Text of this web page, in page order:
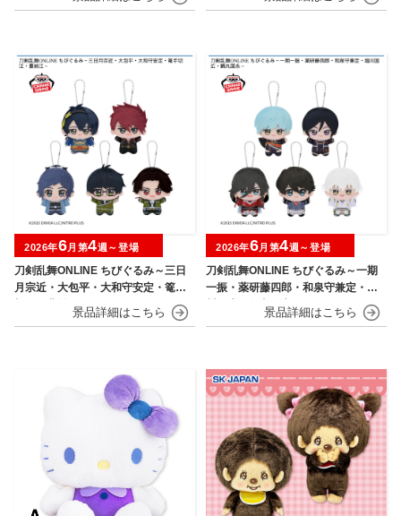
刀剣乱舞ONLINE ちびぐるみ～三日
月宗近・大包平・大和守安定・篭手
切江・豊前江～
2026年6月第4週～登場
刀剣乱舞ONLINE ちびぐるみ～一期
一振・薬研藤四郎・和泉守兼定・堀
川国広・鶴丸国永～
2026年6月第4週～登場